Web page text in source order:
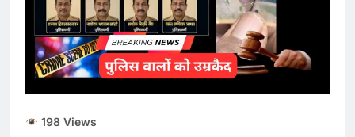
पत्थर स्टेशन के पास यात्रियों में
मची अफ़रातफ़री
198 Views